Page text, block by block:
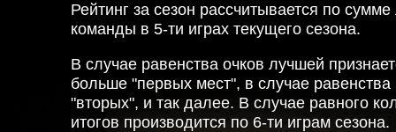
Рейтинг за сезон рассчитывается по
команды в 5-ти играх текущего сезона.
В случае равенства очков лучшей
больше "первых мест", в случае равенства
"вторых", и так далее. В случае равного
итогов производится по 6-ти играм сезона.